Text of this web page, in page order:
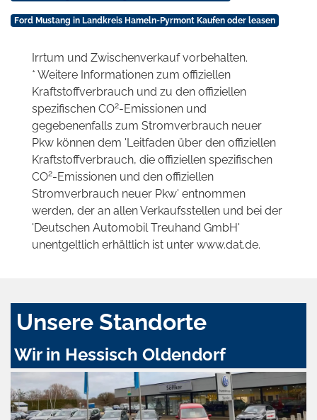
Ford Mustang in Landkreis Hameln-Pyrmont Kaufen oder leasen
Irrtum und Zwischenverkauf vorbehalten.
* Weitere Informationen zum offiziellen
Kraftstoffverbrauch und zu den offiziellen
spezifischen CO2-Emissionen und
gegebenenfalls zum Stromverbrauch neuer
Pkw können dem 'Leitfaden über den offiziellen
Kraftstoffverbrauch, die offiziellen spezifischen
CO2-Emissionen und den offiziellen
Stromverbrauch neuer Pkw' entnommen
werden, der an allen Verkaufsstellen und bei der
'Deutschen Automobil Treuhand GmbH'
unentgeltlich erhältlich ist unter www.dat.de.
Unsere Standorte
Wir in Hessisch Oldendorf